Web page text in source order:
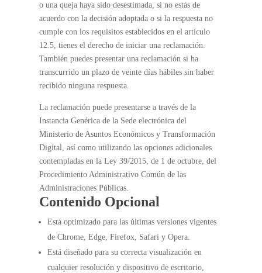
o una queja haya sido desestimada, si no estás de
acuerdo con la decisión adoptada o si la respuesta no
cumple con los requisitos establecidos en el artículo
12.5, tienes el derecho de iniciar una reclamación.
También puedes presentar una reclamación si ha
transcurrido un plazo de veinte días hábiles sin haber
recibido ninguna respuesta.
La reclamación puede presentarse a través de la
Instancia Genérica de la Sede electrónica del
Ministerio de Asuntos Económicos y Transformación
Digital, así como utilizando las opciones adicionales
contempladas en la Ley 39/2015, de 1 de octubre, del
Procedimiento Administrativo Común de las
Administraciones Públicas.
Contenido Opcional
Está optimizado para las últimas versiones vigentes
de Chrome, Edge, Firefox, Safari y Opera.
Está diseñado para su correcta visualización en
cualquier resolución y dispositivo de escritorio,